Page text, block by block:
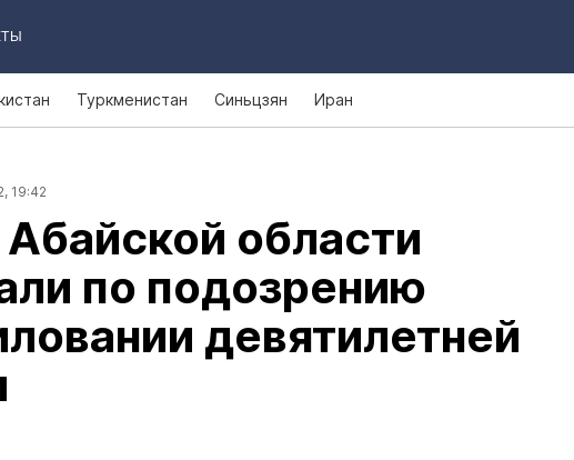
Туркменистан Синьцзян Иран
19:42
области
по подозрению
девятилетней